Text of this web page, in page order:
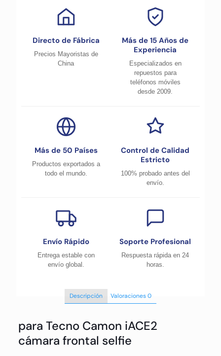
Directo de Fábrica
Precios Mayoristas de
China
Más de 15 Años de
Experiencia
Especializados en
repuestos para
teléfonos móviles
desde 2009.
Más de 50 Países
Productos exportados a
todo el mundo.
Control de Calidad
Estricto
100% probado antes del
envío.
Envío Rápido
Entrega estable con
envío global.
Soporte Profesional
Respuesta rápida en 24
horas.
Descripción Valoraciones0
para Tecno Camon iACE2
cámara frontal selfie